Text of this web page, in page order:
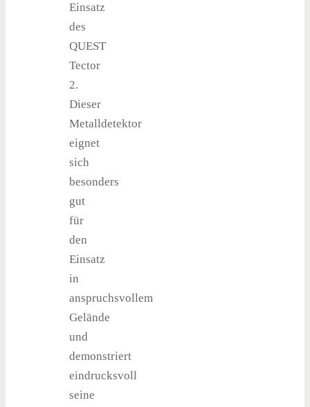
Einsatz
des
QUEST
Tector
2.
Dieser
Metalldetektor
eignet
sich
besonders
gut
für
den
Einsatz
in
anspruchsvollem
Gelände
und
demonstriert
eindrucksvoll
seine